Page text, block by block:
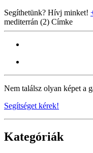
Segíthetünk? Hívj minket!
mediterrán (2) Címke
Nem találsz olyan képet a
Segítséget kérek!
Kategóriák